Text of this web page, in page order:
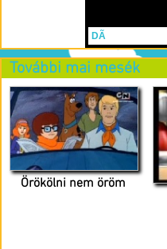
DÃ
További mai mesék
Örökölni nem öröm